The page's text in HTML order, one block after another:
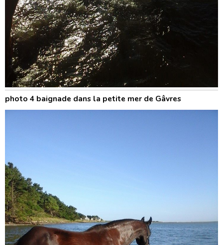
photo 4 baignade dans la petite mer de Gâvres